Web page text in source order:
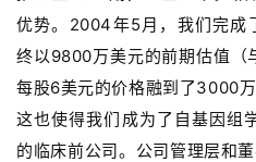
优势。2004年5月，我们完成
终以9800万美元的前期估值（
每股6美元的价格融到了3000万
这也使得我们成为了自基因组
的临床前公司。公司管理层和